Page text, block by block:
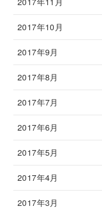
2017年10月
2017年9月
2017年8月
2017年7月
2017年6月
2017年5月
2017年4月
2017年3月